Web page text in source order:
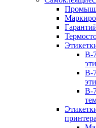
B-
B-
B-
принтера